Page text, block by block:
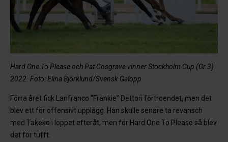
Hard One To Please och Pat Cosgrave vinner Stockholm Cup (Gr.3)
2022. Foto: Elina Björklund/Svensk Galopp
Förra året fick Lanfranco “Frankie” Dettori förtroendet, men det
blev ett för offensivt upplägg. Han skulle senare ta revansch
med Takeko i loppet efteråt, men för Hard One To Please så blev
det för tufft.